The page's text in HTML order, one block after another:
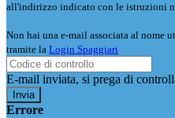
all'indirizzo indicato con le istruzioni
Non hai una e-mail associata al nome
tramite la Login Spaggiari
E-mail inviata, si prega di
Errore